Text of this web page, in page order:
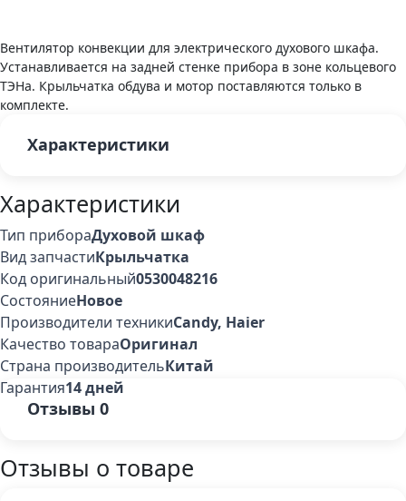
Вентилятор конвекции для электрического духового шкафа.
Устанавливается на задней стенке прибора в зоне кольцевого
ТЭНа. Крыльчатка обдува и мотор поставляются только в
комплекте.
Характеристики
Характеристики
Тип прибораДуховой шкаф
Вид запчастиКрыльчатка
Код оригинальный0530048216
СостояниеНовое
Производители техникиCandy, Haier
Качество товараОригинал
Страна производительКитай
Гарантия14 дней
Отзывы 0
Отзывы о товаре